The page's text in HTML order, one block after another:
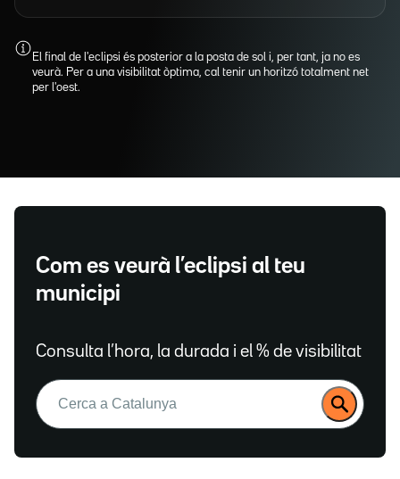
El final de l'eclipsi és posterior a la posta de sol i, per tant, ja no es
veurà. Per a una visibilitat òptima, cal tenir un horitzó totalment net
per l'oest.
Com es veurà l’eclipsi al teu
municipi
Consulta l’hora, la durada i el % de visibilitat
Buscar: